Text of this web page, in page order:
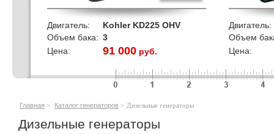
Двигатель:
Kohler KD225 OHV
Объем бака: 3
Цена:
91 000руб.
Двигатель:
Объем
Цена:
кВт
Главная > Каталог генераторов > Дизельные генераторы
Дизельные генераторы